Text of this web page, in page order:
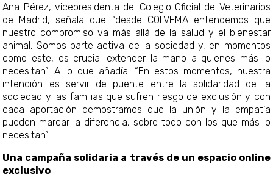
Ana Pérez, vicepresidenta del Colegio Oficial de Veterinarios
de Madrid, señala que “desde COLVEMA entendemos que
nuestro compromiso va más allá de la salud y el bienestar
animal. Somos parte activa de la sociedad y, en momentos
como este, es crucial extender la mano a quienes más lo
necesitan”. A lo que añadía: “En estos momentos, nuestra
intención es servir de puente entre la solidaridad de la
sociedad y las familias que sufren riesgo de exclusión y con
cada aportación demostramos que la unión y la empatía
pueden marcar la diferencia, sobre todo con los que más lo
necesitan”.
Una campaña solidaria a través de un espacio online
exclusivo